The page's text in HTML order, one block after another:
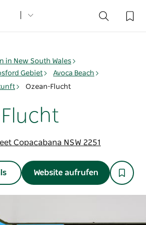
in New South Wales
Gebiet
Avoca Beach
Ozean-Flucht
Copacabana NSW 2251
Website aufrufen